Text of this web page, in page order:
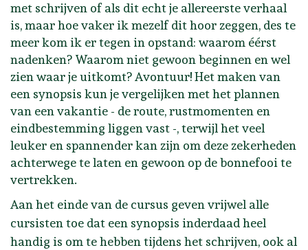
met schrijven of als dit echt je allereerste verhaal
is, maar hoe vaker ik mezelf dit hoor zeggen, des te
meer kom ik er tegen in opstand: waarom éérst
nadenken? Waarom niet gewoon beginnen en wel
zien waar je uitkomt? Avontuur! Het maken van
een synopsis kun je vergelijken met het plannen
van een vakantie - de route, rustmomenten en
eindbestemming liggen vast -, terwijl het veel
leuker en spannender kan zijn om deze zekerheden
achterwege te laten en gewoon op de bonnefooi te
vertrekken.
Aan het einde van de cursus geven vrijwel alle
cursisten toe dat een synopsis inderdaad heel
handig is om te hebben tijdens het schrijven, ook al